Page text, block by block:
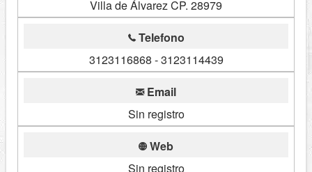
Villa de Álvarez CP. 28979
Telefono
3123116868 - 3123114439
Email
Sin registro
Web
Sin registro